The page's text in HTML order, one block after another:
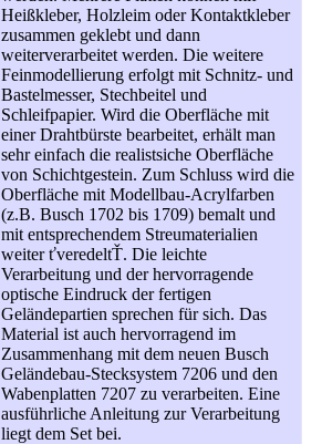
Heißkleber, Holzleim oder Kontaktkleber
zusammen geklebt und dann
weiterverarbeitet werden. Die weitere
Feinmodellierung erfolgt mit Schnitz- und
Bastelmesser, Stechbeitel und
Schleifpapier. Wird die Oberfläche mit
einer Drahtbürste bearbeitet, erhält man
sehr einfach die realistsiche Oberfläche
von Schichtgestein. Zum Schluss wird die
Oberfläche mit Modellbau-Acrylfarben
(z.B. Busch 1702 bis 1709) bemalt und
mit entsprechendem Streumaterialien
weiter ťveredeltŤ. Die leichte
Verarbeitung und der hervorragende
optische Eindruck der fertigen
Geländepartien sprechen für sich. Das
Material ist auch hervorragend im
Zusammenhang mit dem neuen Busch
Geländebau-Stecksystem 7206 und den
Wabenplatten 7207 zu verarbeiten. Eine
ausführliche Anleitung zur Verarbeitung
liegt dem Set bei.